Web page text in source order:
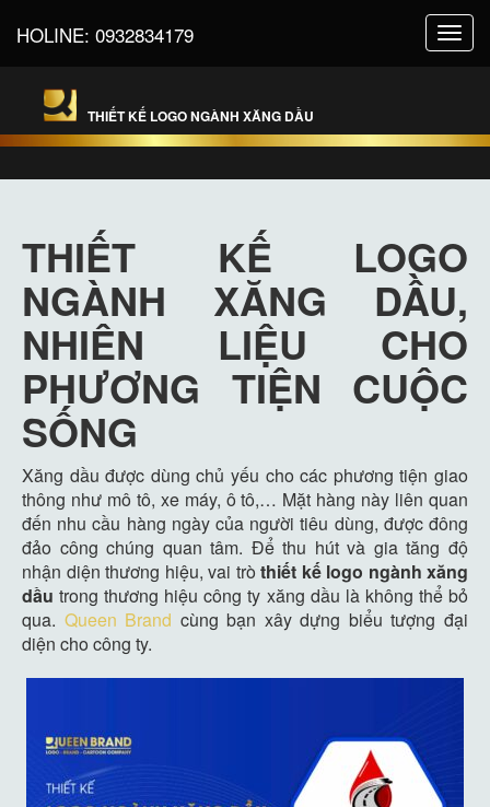
HOLINE: 0932834179
THIẾT KẾ LOGO NGÀNH XĂNG DẦU
THIẾT KẾ LOGO
NGÀNH XĂNG DẦU,
NHIÊN LIỆU CHO
PHƯƠNG TIỆN CUỘC
SỐNG
Xăng dầu được dùng chủ yếu cho các phương tiện giao
thông như mô tô, xe máy, ô tô,… Mặt hàng này liên quan
đến nhu cầu hàng ngày của người tiêu dùng, được đông
đảo công chúng quan tâm. Để thu hút và gia tăng độ
nhận diện thương hiệu, vai trò thiết kế logo ngành xăng
dầu trong thương hiệu công ty xăng dầu là không thể bỏ
qua. Queen Brand cùng bạn xây dựng biểu tượng đại
diện cho công ty.